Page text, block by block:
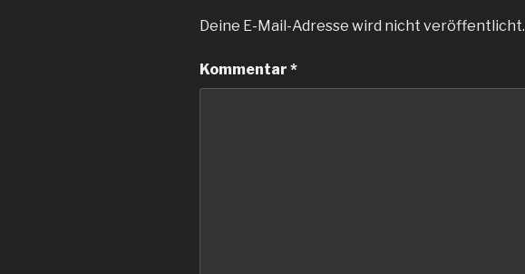
Deine E-Mail-Adresse wird nicht veröffentlicht.
Kommentar *